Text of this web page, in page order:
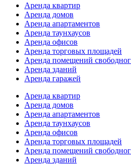
Аренда квартир
Аренда домов
Аренда апартаментов
Аренда таунхаусов
Аренда офисов
Аренда торговых площадей
Аренда помещений
Аренда зданий
Аренда гаражей
Аренда квартир
Аренда домов
Аренда апартаментов
Аренда таунхаусов
Аренда офисов
Аренда торговых площадей
Аренда помещений
Аренда зданий